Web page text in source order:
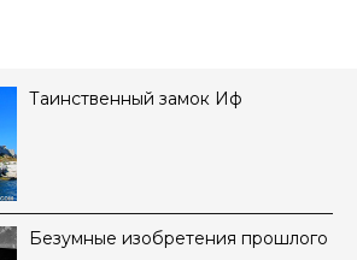
Таинственный замок Иф
Безумные изобретения прошлого